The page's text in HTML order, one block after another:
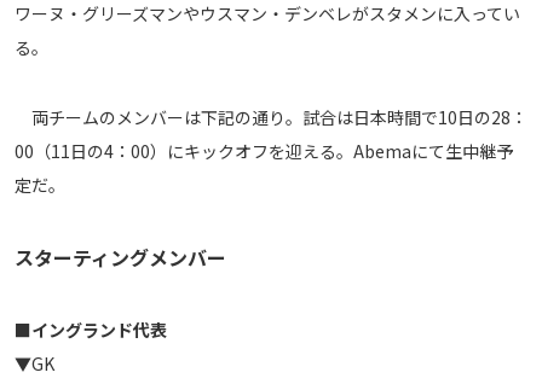
ワーヌ・グリーズマンやウスマン・デンベレがスタメンに入ってい
る。
両チームのメンバーは下記の通り。試合は日本時間で10日の28：
00（11日の4：00）にキックオフを迎える。Abemaにて生中継予
定だ。
スターティングメンバー
■イングランド代表
▼GK